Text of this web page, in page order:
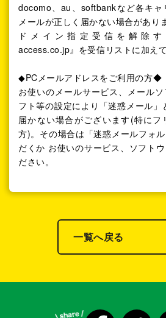
docomo、au、softbankなど各キャ
メールが正しく届かない場合があり
ドメイン指定受信を解除す
access.co.jp』を受信リストに加えて
◆PCメールアドレスをご利用の方◆
お使いのメールサービス、メール
フト等の設定により「迷惑メール
届かない場合がございます(特にフ
方)。その場合は「迷惑メールフォ
だくか お使いのサービス、ソフト
ださい。
一覧へ戻る